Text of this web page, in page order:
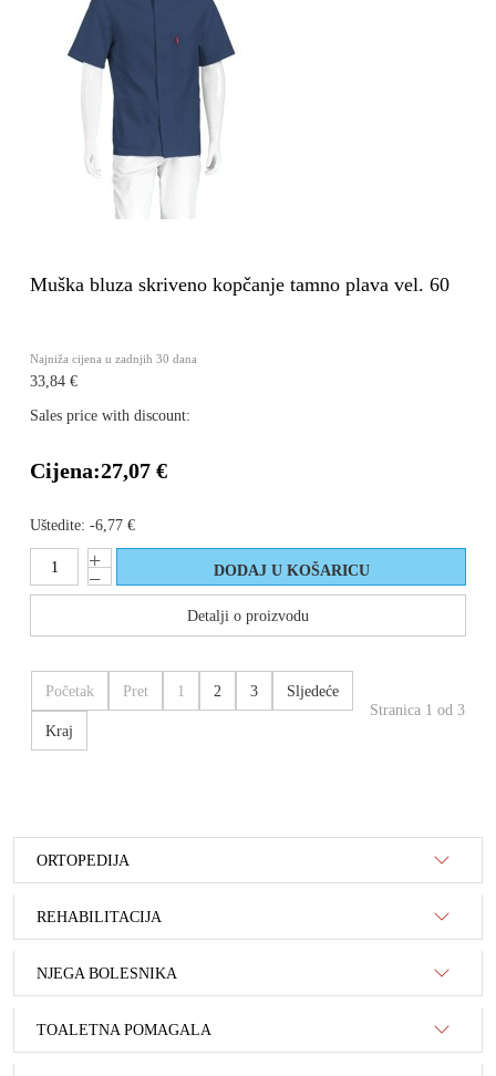
Muška bluza skriveno kopčanje tamno plava vel. 60
Najniža cijena u zadnjih 30 dana
33,84 €
Sales price with discount:
Cijena:27,07 €
Uštedite: -6,77 €
Detalji o proizvodu
Početak Pret 1 2 3 Sljedeće
Kraj
Stranica 1 od 3
ORTOPEDIJA
REHABILITACIJA
NJEGA BOLESNIKA
TOALETNA POMAGALA